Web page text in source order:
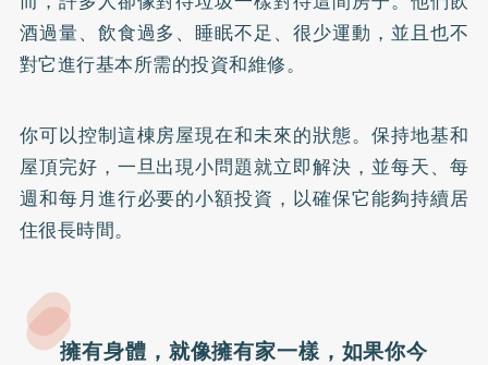
酒過量、飲食過多、睡眠不足、很少運動，並且也不
對它進行基本所需的投資和維修。
你可以控制這棟房屋現在和未來的狀態。保持地基和
屋頂完好，一旦出現小問題就立即解決，並每天、每
週和每月進行必要的小額投資，以確保它能夠持續居
住很長時間。
擁有身體，就像擁有家一樣，如果你今